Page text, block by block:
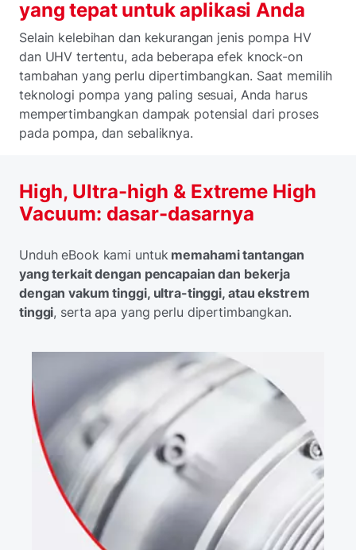
yang tepat untuk aplikasi Anda
Selain kelebihan dan kekurangan jenis pompa HV
dan UHV tertentu, ada beberapa efek knock-on
tambahan yang perlu dipertimbangkan. Saat memilih
teknologi pompa yang paling sesuai, Anda harus
mempertimbangkan dampak potensial dari proses
pada pompa, dan sebaliknya.
High, Ultra-high & Extreme High
Vacuum: dasar-dasarnya
Unduh eBook kami untuk memahami tantangan
yang terkait dengan pencapaian dan bekerja
dengan vakum tinggi, ultra-tinggi, atau ekstrem
tinggi, serta apa yang perlu dipertimbangkan.